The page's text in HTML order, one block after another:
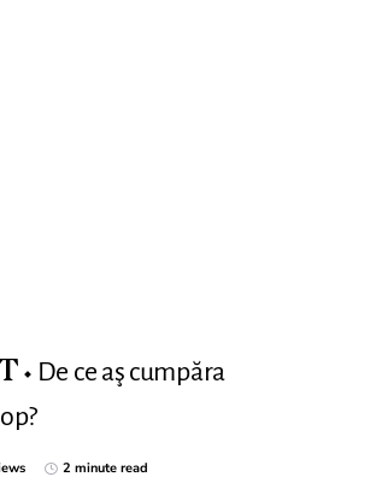
De ce aş cumpăra
2 minute read